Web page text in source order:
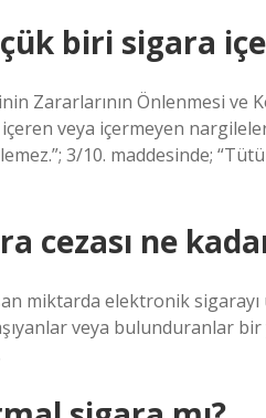
biri sigara
Zararlarının Önlenmesi ve
veya içermeyen
3/10. maddesinde;
cezası ne
miktarda elektronik
veya bulunduranlar